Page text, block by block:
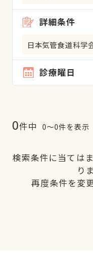
詳細条件
日本気管食道科学
診療曜日
0件中 0〜0件を表示
検索条件に当ては
り
再度条件を変